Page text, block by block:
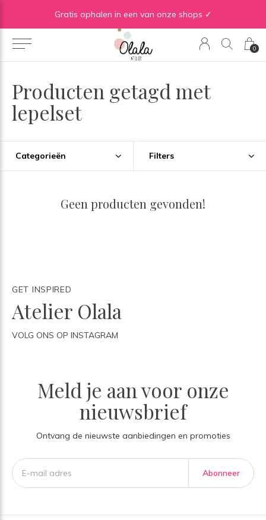
0
Gratis ophalen in een van onze shops ✓
Producten getagd met
lepelset
Categorieën Filters
Geen producten gevonden!
GET INSPIRED
Atelier Olala
VOLG ONS OP INSTAGRAM
Meld je aan voor onze
nieuwsbrief
Ontvang de nieuwste aanbiedingen en promoties
Abonneer